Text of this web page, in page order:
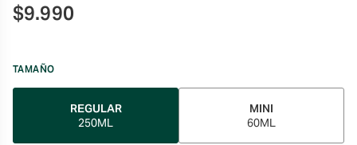
$9.990
TAMAÑO
REGULAR
250ML
MINI
60ML